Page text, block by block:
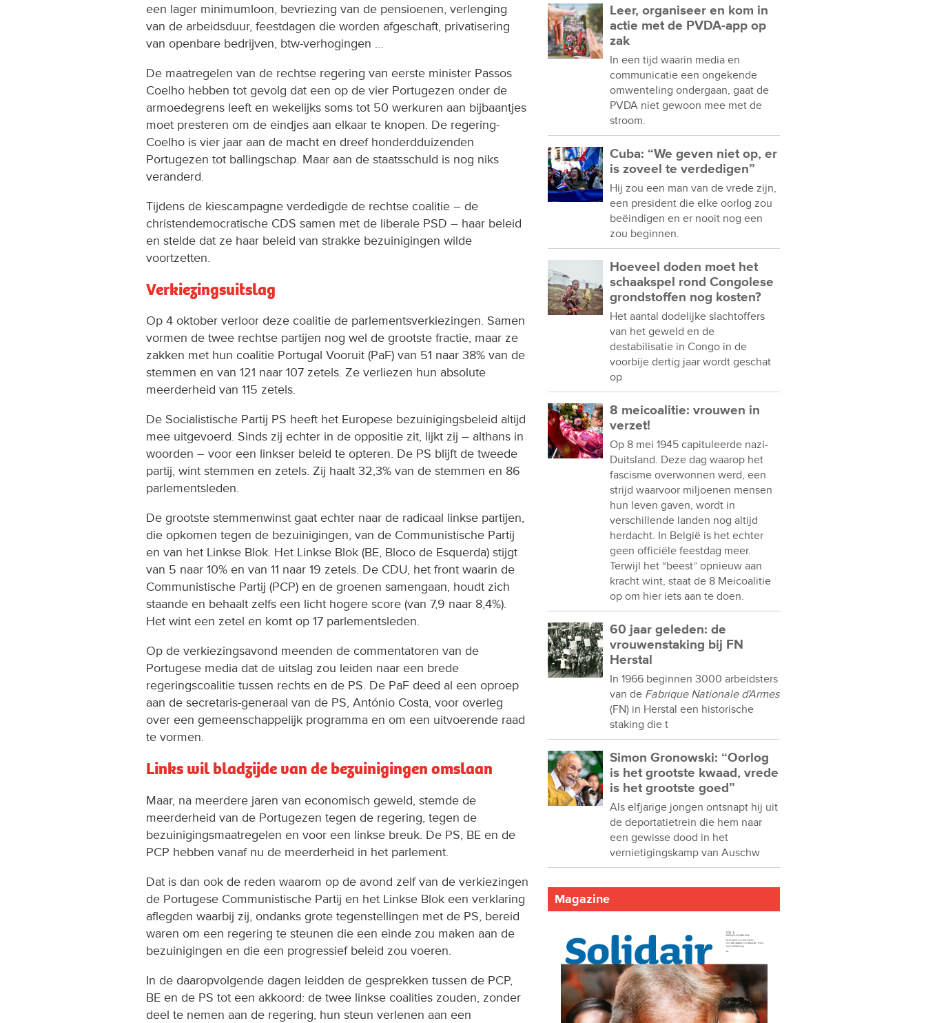
een lager minimumloon, bevriezing van de pensioenen, verlenging
van de arbeidsduur, feestdagen die worden afgeschaft, privatisering
van openbare bedrijven, btw-verhogingen …
De maatregelen van de rechtse regering van eerste minister Passos
Coelho hebben tot gevolg dat een op de vier Portugezen onder de
armoedegrens leeft en wekelijks soms tot 50 werkuren aan bijbaantjes
moet presteren om de eindjes aan elkaar te knopen. De regering-
Coelho is vier jaar aan de macht en dreef honderdduizenden
Portugezen tot ballingschap. Maar aan de staatsschuld is nog niks
veranderd.
Tijdens de kiescampagne verdedigde de rechtse coalitie – de
christendemocratische CDS samen met de liberale PSD – haar beleid
en stelde dat ze haar beleid van strakke bezuinigingen wilde
voortzetten.
Verkiezingsuitslag
Op 4 oktober verloor deze coalitie de parlementsverkiezingen. Samen
vormen de twee rechtse partijen nog wel de grootste fractie, maar ze
zakken met hun coalitie Portugal Vooruit (PaF) van 51 naar 38% van de
stemmen en van 121 naar 107 zetels. Ze verliezen hun absolute
meerderheid van 115 zetels.
De Socialistische Partij PS heeft het Europese bezuinigingsbeleid altijd
mee uitgevoerd. Sinds zij echter in de oppositie zit, lijkt zij – althans in
woorden – voor een linkser beleid te opteren. De PS blijft de tweede
partij, wint stemmen en zetels. Zij haalt 32,3% van de stemmen en 86
parlementsleden.
De grootste stemmenwinst gaat echter naar de radicaal linkse partijen,
die opkomen tegen de bezuinigingen, van de Communistische Partij
en van het Linkse Blok. Het Linkse Blok (BE, Bloco de Esquerda) stijgt
van 5 naar 10% en van 11 naar 19 zetels. De CDU, het front waarin de
Communistische Partij (PCP) en de groenen samengaan, houdt zich
staande en behaalt zelfs een licht hogere score (van 7,9 naar 8,4%).
Het wint een zetel en komt op 17 parlementsleden.
Op de verkiezingsavond meenden de commentatoren van de
Portugese media dat de uitslag zou leiden naar een brede
regeringscoalitie tussen rechts en de PS. De PaF deed al een oproep
aan de secretaris-generaal van de PS, António Costa, voor overleg
over een gemeenschappelijk programma en om een uitvoerende raad
te vormen.
Links wil bladzijde van de bezuinigingen omslaan
Maar, na meerdere jaren van economisch geweld, stemde de
meerderheid van de Portugezen tegen de regering, tegen de
bezuinigingsmaatregelen en voor een linkse breuk. De PS, BE en de
PCP hebben vanaf nu de meerderheid in het parlement.
Dat is dan ook de reden waarom op de avond zelf van de verkiezingen
de Portugese Communistische Partij en het Linkse Blok een verklaring
aflegden waarbij zij, ondanks grote tegenstellingen met de PS, bereid
waren om een regering te steunen die een einde zou maken aan de
bezuinigingen en die een progressief beleid zou voeren.
In de daaropvolgende dagen leidden de gesprekken tussen de PCP,
BE en de PS tot een akkoord: de twee linkse coalities zouden, zonder
deel te nemen aan de regering, hun steun verlenen aan een
Leer, organiseer en kom in
actie met de PVDA-app op
zak
In een tijd waarin media en
communicatie een ongekende
omwenteling ondergaan, gaat de
PVDA niet gewoon mee met de
stroom.
Cuba: “We geven niet op, er
is zoveel te verdedigen”
Hij zou een man van de vrede zijn,
een president die elke oorlog zou
beëindigen en er nooit nog een
zou beginnen.
Hoeveel doden moet het
schaakspel rond Congolese
grondstoffen nog kosten?
Het aantal dodelijke slachtoffers
van het geweld en de
destabilisatie in Congo in de
voorbije dertig jaar wordt geschat
op
8 meicoalitie: vrouwen in
verzet!
Op 8 mei 1945 capituleerde nazi-
Duitsland. Deze dag waarop het
fascisme overwonnen werd, een
strijd waarvoor miljoenen mensen
hun leven gaven, wordt in
verschillende landen nog altijd
herdacht. In België is het echter
geen officiële feestdag meer.
Terwijl het “beest” opnieuw aan
kracht wint, staat de 8 Meicoalitie
op om hier iets aan te doen.
60 jaar geleden: de
vrouwenstaking bij FN
Herstal
In 1966 beginnen 3000 arbeidsters
van de Fabrique Nationale d'Armes
(FN) in Herstal een historische
staking die t
Simon Gronowski: “Oorlog
is het grootste kwaad, vrede
is het grootste goed”
Als elfjarige jongen ontsnapt hij uit
de deportatietrein die hem naar
een gewisse dood in het
vernietigingskamp van Auschw
Magazine